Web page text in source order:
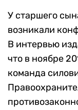
У старшего
возникали
В интервью
что в ноябре
команда